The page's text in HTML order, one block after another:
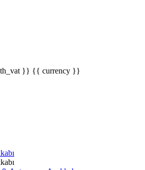
}} {{ currency }}